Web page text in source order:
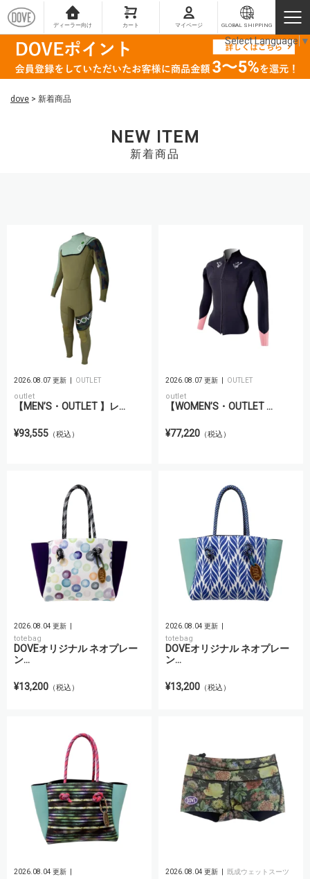
ディーラー向け カート マイページ GLOBAL SHIPPING
dove > 新着商品
NEW ITEM
新着商品
2026.08.07 更新 OUTLET
outlet
【MEN’S・OUTLET 】レ...
¥93,555 （税込）
2026.08.07 更新 OUTLET
outlet
【WOMEN’S・OUTLET ...
¥77,220 （税込）
2026.08.04 更新
totebag
DOVEオリジナル ネオプレー
ン...
¥13,200 （税込）
2026.08.04 更新
totebag
DOVEオリジナル ネオプレー
ン...
¥13,200 （税込）
2026.08.04 更新 2026.08.04 更新 既成ウェットスーツ
Select Language ▼